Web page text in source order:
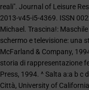
reali". Journal of Leisure
2013-v45-i5-4369. ISSN
Michael. Trascina!:
schermo e televisione: una
McFarland & Company,
storia di rappresentazione
Press, 1994. ^ Salta a:a b
Città, University of